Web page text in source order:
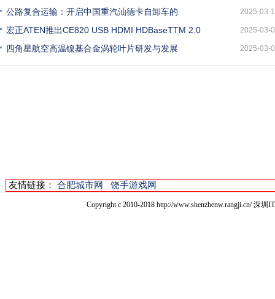
公路复合运输：开启中国重汽汕德卡自卸车的 2025-03-
宏正ATEN推出CE820 USB HDMI HDBaseTTM 2.0 2025-03-
四角星航空高温镍基合金涡轮叶片研发与发展 2025-03-
友情链接： 合肥城市网 饶手游戏网
Copyright c 2010-2018 http://www.shenzhenw.rangji.cn/ 深